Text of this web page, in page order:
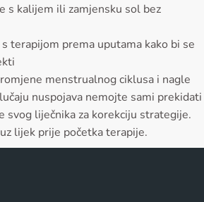
s kalijem ili zamjensku sol bez
terapijom prema uputama kako bi se
menstrualnog ciklusa i nagle
nuspojava nemojte sami prekidati
svog liječnika za korekciju strategije.
lijek prije početka terapije.